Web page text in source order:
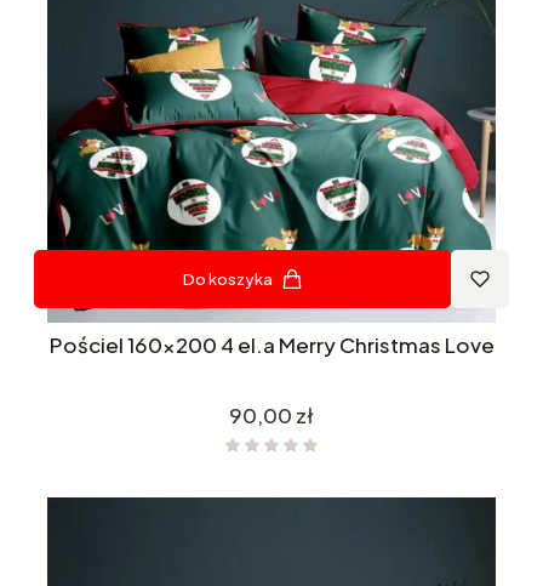
Do koszyka
Pościel 160x200 4 el.a Merry Christmas Love
Cena
90,00 zł